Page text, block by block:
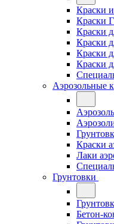
Краски
Краски
Краски
Краски
Краски
Краски
Аэрозольные
Краски
Лаки
Грунтовки
Бетон-